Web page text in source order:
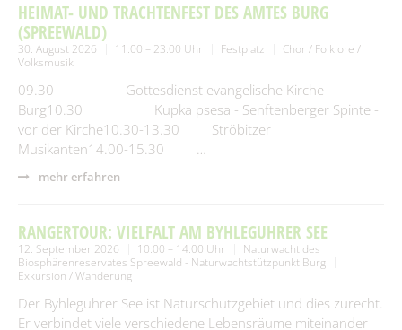
HEIMAT- UND TRACHTENFEST DES AMTES BURG
(SPREEWALD)
30. August 2026 11:00 – 23:00 Uhr Festplatz
Chor / Folklore /
Volksmusik
09.30 Gottesdienst evangelische Kirche
Burg10.30 Kupka psesa - Senftenberger Spinte -
vor der Kirche10.30-13.30 Ströbitzer
Musikanten14.00-15.30 …
mehr erfahren
RANGERTOUR: VIELFALT AM BYHLEGUHRER SEE
12. September 2026 10:00 – 14:00 Uhr
Naturwacht des
Biosphärenreservates Spreewald - Naturwachtstützpunkt Burg
Exkursion / Wanderung
Der Byhleguhrer See ist Naturschutzgebiet und dies zurecht.
Er verbindet viele verschiedene Lebensräume miteinander